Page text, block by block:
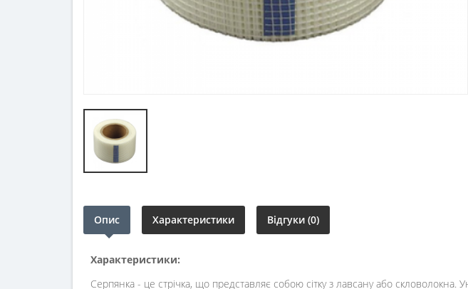
Опис Характеристики Відгуки (0)
Характеристики:
Серпянка - це стрічка, що представляє собою сітку з лавсану або